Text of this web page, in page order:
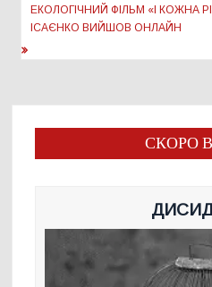
ЕКОЛОГІЧНИЙ ФІЛЬМ «І КОЖНА
ІСАЄНКО ВИЙШОВ ОНЛАЙН
СКОРО